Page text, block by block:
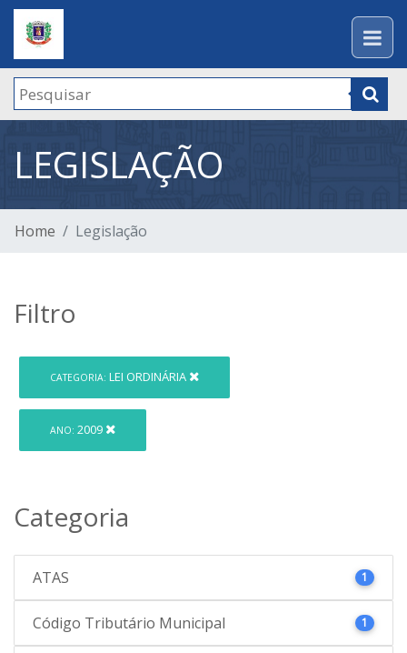
LEGISLAÇÃO
Home Legislação
Filtro
CATEGORIA: LEI ORDINÁRIA
ANO: 2009
Categoria
ATAS 1
Código Tributário Municipal 1